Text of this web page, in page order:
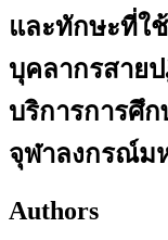
และทักษะที่ใ
บุคลากรสาย
บริการการศึ
จุฬาลงกรณ์ม
Authors